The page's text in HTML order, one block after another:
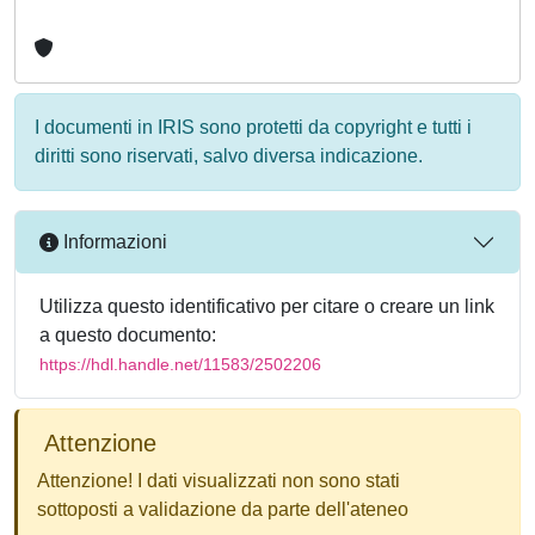
I documenti in IRIS sono protetti da copyright e tutti i
diritti sono riservati, salvo diversa indicazione.
Informazioni
Utilizza questo identificativo per citare o creare un link
a questo documento:
https://hdl.handle.net/11583/2502206
Attenzione
Attenzione! I dati visualizzati non sono stati
sottoposti a validazione da parte dell'ateneo